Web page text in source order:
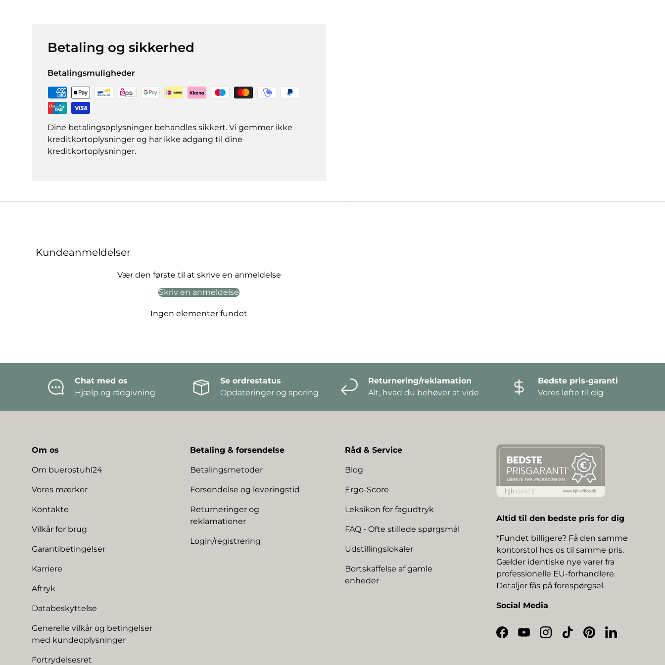
Betaling og sikkerhed
Betalingsmuligheder
Dine betalingsoplysninger behandles sikkert. Vi gemmer ikke
kreditkortoplysninger og har ikke adgang til dine
kreditkortoplysninger.
Kundeanmeldelser
Vær den første til at skrive en anmeldelse
Skriv en anmeldelse
Ingen elementer fundet
Chat med os
Hjælp og rådgivning
Se ordrestatus
Opdateringer og sporing
Returnering/reklamation
Alt, hvad du behøver at vide
Bedste pris-garanti
Vores løfte til dig
Om os
Om buerostuhl24
Vores mærker
Kontakte
Vilkår for brug
Garantibetingelser
Karriere
Aftryk
Databeskyttelse
Generelle vilkår og betingelser
med kundeoplysninger
Fortrydelsesret
Betaling & forsendelse
Betalingsmetoder
Forsendelse og leveringstid
Returneringer og
reklamationer
Login/registrering
Råd & Service
Blog
Ergo-Score
Leksikon for fagudtryk
FAQ - Ofte stillede spørgsmål
Udstillingslokaler
Bortskaffelse af gamle
enheder
Altid til den bedste pris for dig
*Fundet billigere? Få den samme
kontorstol hos os til samme pris.
Gælder identiske nye varer fra
professionelle EU-forhandlere.
Detaljer fås på forespørgsel.
Social Media
Facebook
YouTubeInstagram
TikTokPinterestLinkedIn